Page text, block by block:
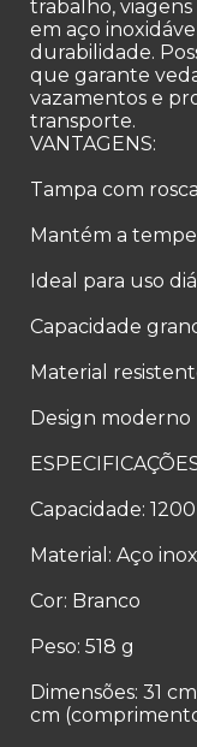
trabalho, viagens
em aço
durabilidade.
que garante
vazamentos e
transporte.
VANTAGENS:
Tampa com
Mantém a
Ideal para uso
Capacidade
Material
Design moderno
Capacidade: 1200
Material: Aço
Cor: Branco
Peso: 518 g
Dimensões: 31
cm